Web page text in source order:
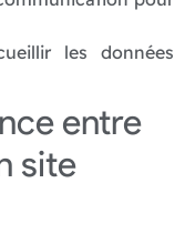
les données
entre
site